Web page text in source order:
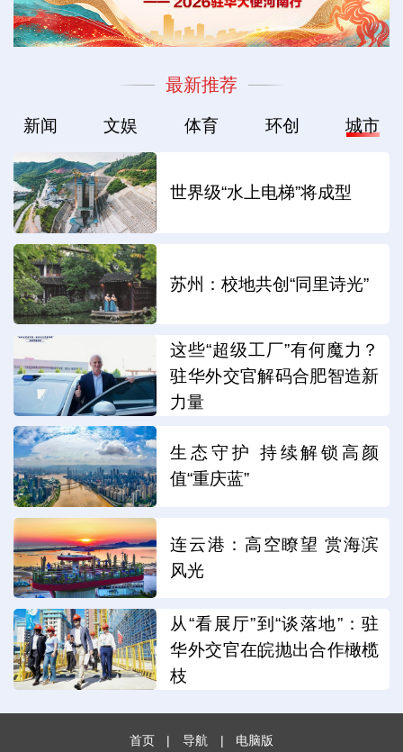
最新推荐
新闻 文娱 体育 环创 城市
世界级“水上电梯”将成型
苏州：校地共创“同里诗光”
这些“超级工厂”有何魔力？
驻华外交官解码合肥智造新
力量
生态守护 持续解锁高颜
值“重庆蓝”
连云港：高空瞭望 赏海滨
风光
从“看展厅”到“谈落地”：驻
华外交官在皖抛出合作橄榄
枝
首页 | 导航 | 电脑版